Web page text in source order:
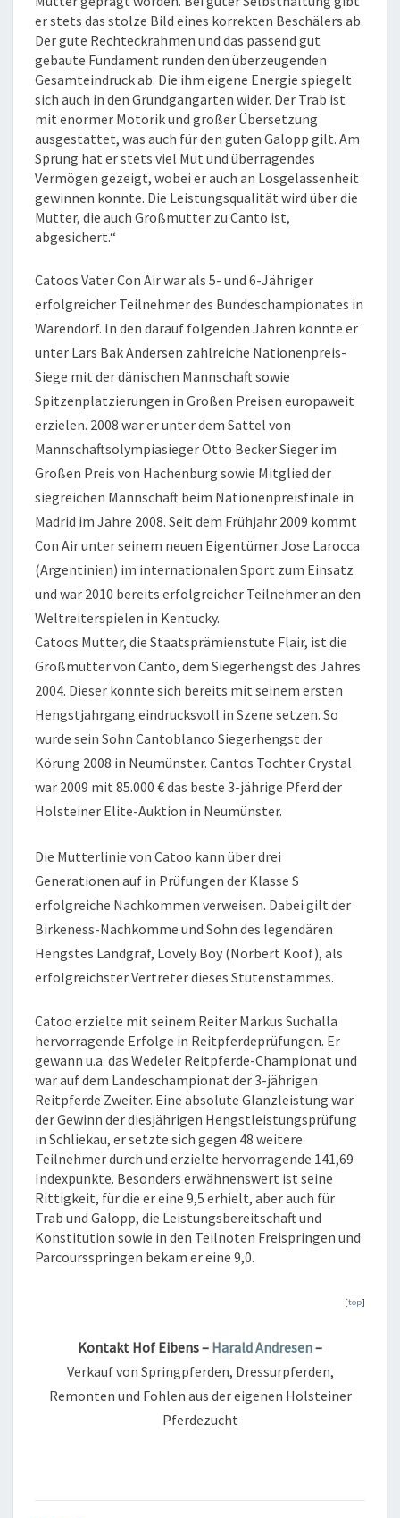
er stets das stolze Bild eines korrekten Beschälers ab.
Der gute Rechteckrahmen und das passend gut
gebaute Fundament runden den überzeugenden
Gesamteindruck ab. Die ihm eigene Energie spiegelt
sich auch in den Grundgangarten wider. Der Trab ist
mit enormer Motorik und großer Übersetzung
ausgestattet, was auch für den guten Galopp gilt. Am
Sprung hat er stets viel Mut und überragendes
Vermögen gezeigt, wobei er auch an Losgelassenheit
gewinnen konnte. Die Leistungsqualität wird über die
Mutter, die auch Großmutter zu Canto ist,
abgesichert.“
Catoos Vater Con Air war als 5- und 6-Jähriger
erfolgreicher Teilnehmer des Bundeschampionates in
Warendorf. In den darauf folgenden Jahren konnte er
unter Lars Bak Andersen zahlreiche Nationenpreis-
Siege mit der dänischen Mannschaft sowie
Spitzenplatzierungen in Großen Preisen europaweit
erzielen. 2008 war er unter dem Sattel von
Mannschaftsolympiasieger Otto Becker Sieger im
Großen Preis von Hachenburg sowie Mitglied der
siegreichen Mannschaft beim Nationenpreisfinale in
Madrid im Jahre 2008. Seit dem Frühjahr 2009 kommt
Con Air unter seinem neuen Eigentümer Jose Larocca
(Argentinien) im internationalen Sport zum Einsatz
und war 2010 bereits erfolgreicher Teilnehmer an den
Weltreiterspielen in Kentucky.
Catoos Mutter, die Staatsprämienstute Flair, ist die
Großmutter von Canto, dem Siegerhengst des Jahres
2004. Dieser konnte sich bereits mit seinem ersten
Hengstjahrgang eindrucksvoll in Szene setzen. So
wurde sein Sohn Cantoblanco Siegerhengst der
Körung 2008 in Neumünster. Cantos Tochter Crystal
war 2009 mit 85.000 € das beste 3-jährige Pferd der
Holsteiner Elite-Auktion in Neumünster.
Die Mutterlinie von Catoo kann über drei
Generationen auf in Prüfungen der Klasse S
erfolgreiche Nachkommen verweisen. Dabei gilt der
Birkeness-Nachkomme und Sohn des legendären
Hengstes Landgraf, Lovely Boy (Norbert Koof), als
erfolgreichster Vertreter dieses Stutenstammes.
Catoo erzielte mit seinem Reiter Markus Suchalla
hervorragende Erfolge in Reitpferdeprüfungen. Er
gewann u.a. das Wedeler Reitpferde-Championat und
war auf dem Landeschampionat der 3-jährigen
Reitpferde Zweiter. Eine absolute Glanzleistung war
der Gewinn der diesjährigen Hengstleistungsprüfung
in Schliekau, er setzte sich gegen 48 weitere
Teilnehmer durch und erzielte hervorragende 141,69
Indexpunkte. Besonders erwähnenswert ist seine
Rittigkeit, für die er eine 9,5 erhielt, aber auch für
Trab und Galopp, die Leistungsbereitschaft und
Konstitution sowie in den Teilnoten Freispringen und
Parcoursspringen bekam er eine 9,0.
[top]
Kontakt Hof Eibens – Harald Andresen–
Verkauf von Springpferden, Dressurpferden,
Remonten und Fohlen aus der eigenen Holsteiner
Pferdezucht